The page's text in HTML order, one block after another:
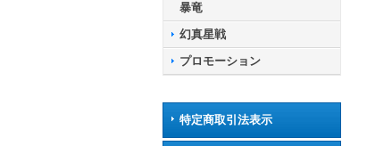
暴竜
幻真星戦
プロモーション
特定商取引法表示